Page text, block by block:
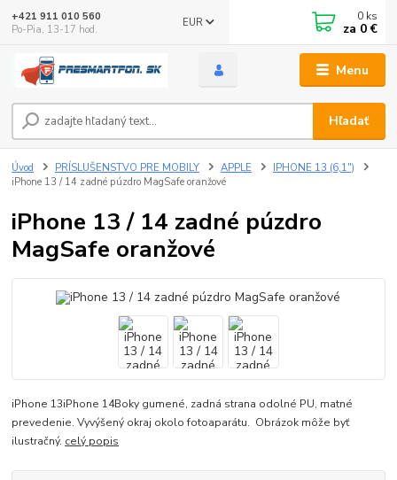
Menu
EUR
Hľadať
+421 911 010 560
Po-Pia, 13-17 hod.
0 ks
za 0 €
Úvod PRÍSLUŠENSTVO PRE MOBILY APPLE
IPHONE 13 (6,1")
iPhone 13 / 14 zadné púzdro MagSafe oranžové
iPhone 13 / 14 zadné púzdro
MagSafe oranžové
iPhone 13iPhone 14Boky gumené, zadná strana odolné PU, matné
prevedenie. Vyvýšený okraj okolo fotoaparátu. Obrázok môže byť
ilustračný. celý popis